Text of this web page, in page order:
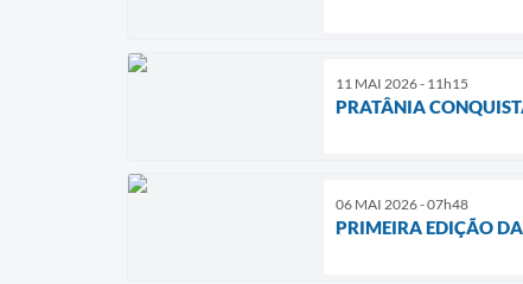
11 MAI 2026 - 11h15
PRATÂNIA
06 MAI 2026 - 07h48
PRIMEIRA EDIÇÃO